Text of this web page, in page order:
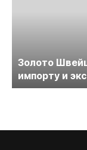
Золото
импорту и